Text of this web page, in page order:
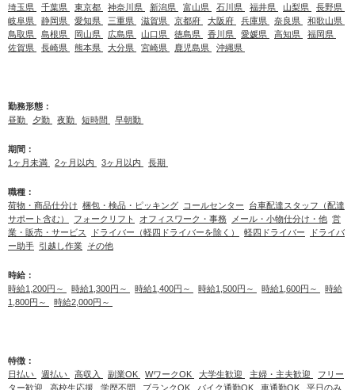
埼玉県
千葉県 東京都 神奈川県 新潟県 富山県 石川県 福井県 山梨県
長野県
岐阜県
静岡県 愛知県 三重県 滋賀県 京都府 大阪府 兵庫県 奈良県
和歌山県
鳥取県
島根県 岡山県 広島県 山口県 徳島県 香川県 愛媛県 高知県
福岡県
佐賀県
長崎県 熊本県 大分県 宮崎県 鹿児島県 沖縄県
勤務形態：
昼勤
夕勤 夜勤 短時間 早朝勤
期間：
1ヶ月未満
2ヶ月以内 3ヶ月以内 長期
職種：
荷物・商品仕分け 梱包・検品・ピッキング コールセンター
台車配達スタッフ（配達
サポート含む）
フォークリフト オフィスワーク・事務 メール・小物仕分け・他 営
業・販売・サービス
ドライバー（軽四ドライバーを除く） 軽四ドライバー
ドライバ
ー助手 引越し作業 その他
時給：
時給1,200円～
時給1,300円～ 時給1,400円～ 時給1,500円～ 時給1,600円～
時給
1,800円～
時給2,000円～
特徴：
日払い
週払い 高収入 副業OK WワークOK 大学生歓迎 主婦・主夫歓迎
フリー
ター歓迎
高校生応援 学歴不問 ブランクOK バイク通勤OK 車通勤OK 平日のみ